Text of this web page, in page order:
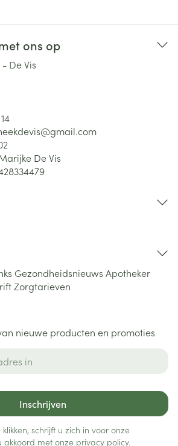
ons op
De Vis
gmail.com
De Vis
Gezondheidsnieuws Apotheker
Zorgtarieven
nieuwe producten en promoties
Inschrijven
schrijft u zich in voor onze
akkoord met onze privacy policy.